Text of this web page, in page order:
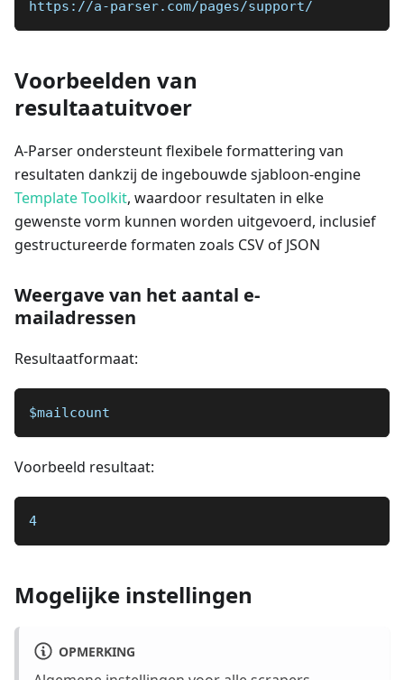
https://a-parser.com/pages/support/
Voorbeelden van
resultaatuitvoer
A-Parser ondersteunt flexibele formattering van
resultaten dankzij de ingebouwde sjabloon-engine
Template Toolkit, waardoor resultaten in elke
gewenste vorm kunnen worden uitgevoerd, inclusief
gestructureerde formaten zoals CSV of JSON
Weergave van het aantal e-
mailadressen
Resultaatformaat:
$mailcount
Voorbeeld resultaat:
4
Mogelijke instellingen
OPMERKING